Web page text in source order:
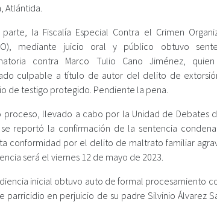
Atlántida.
parte, la Fiscalía Especial Contra el Crimen
mediante juicio oral y público obtuvo
contra Marco Tulio Cano Jiménez,
culpable a título de autor del delito de
de testigo protegido. Pendiente la pena.
proceso, llevado a cabo por la Unidad de Debates
se reportó la confirmación de la sentencia
conformidad por el delito de maltrato familiar
será el viernes 12 de mayo de 2023.
inicial obtuvo auto de formal procesamiento
en perjuicio de su padre Silvinio Álvarez